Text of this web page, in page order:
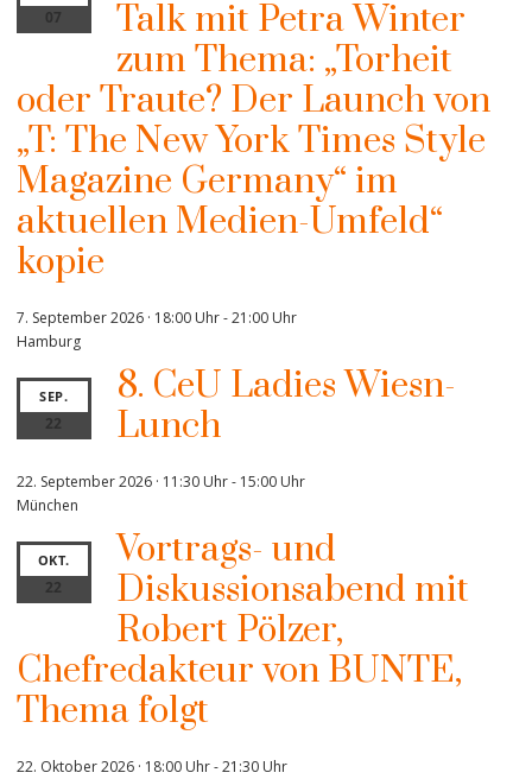
07
Talk mit Petra Winter
zum Thema: „Torheit
oder Traute? Der Launch von
„T: The New York Times Style
Magazine Germany“ im
aktuellen Medien-Umfeld“
kopie
7. September 2026 · 18:00 Uhr-21:00 Uhr
Hamburg
SEP.
22
8. CeU Ladies Wiesn-
Lunch
22. September 2026 · 11:30 Uhr- 15:00 Uhr
München
OKT.
22
Vortrags- und
Diskussionsabend mit
Robert Pölzer,
Chefredakteur von BUNTE,
Thema folgt
22. Oktober 2026 · 18:00 Uhr-21:30 Uhr